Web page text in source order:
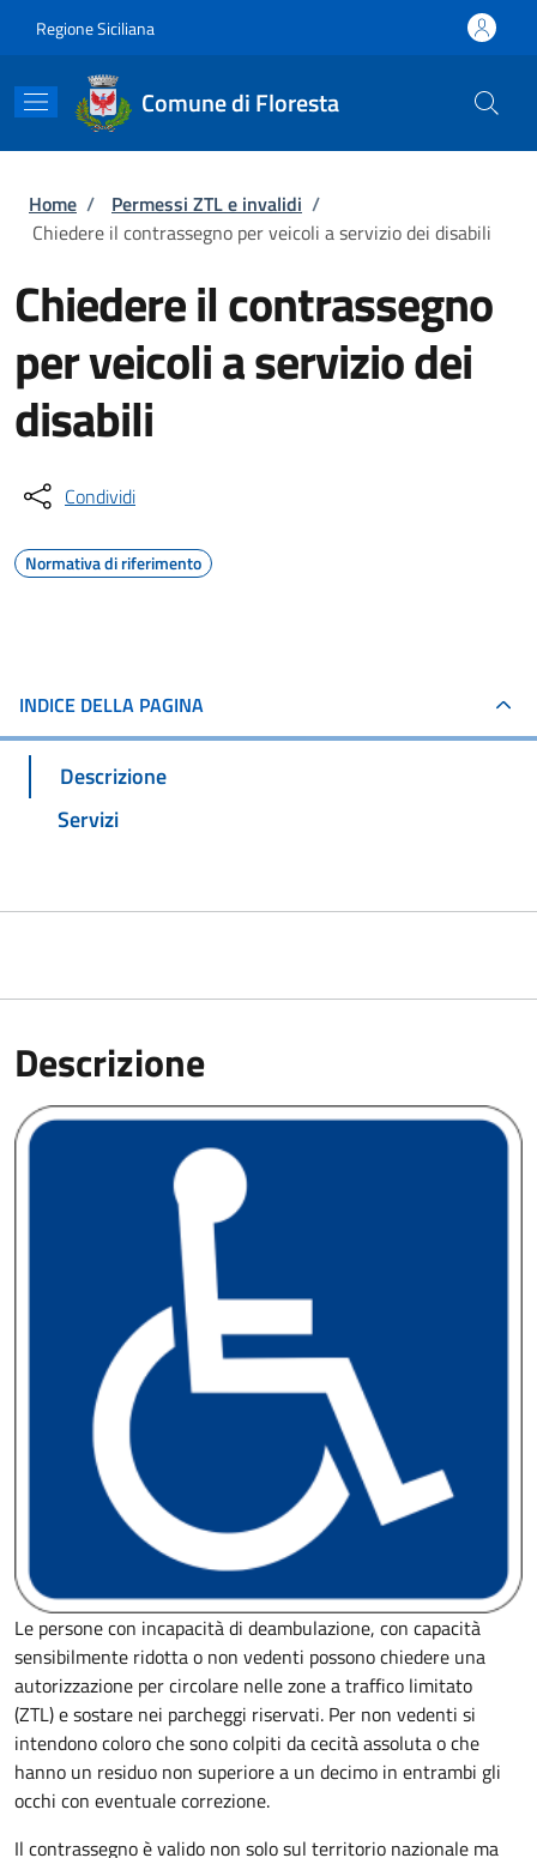
Regione Siciliana
Comune di Floresta
Briciole di pane
Home / Permessi ZTL e invalidi /
Chiedere il contrassegno per veicoli a servizio dei disabili
Chiedere il contrassegno
per veicoli a servizio dei
disabili
Condividi
Normativa di riferimento
INDICE DELLA PAGINA
Descrizione
Servizi
Descrizione
Le persone con incapacità di deambulazione, con capacità
sensibilmente ridotta o non vedenti possono chiedere una
autorizzazione per circolare nelle zone a traffico limitato
(ZTL) e sostare nei parcheggi riservati. Per non vedenti si
intendono coloro che sono colpiti da cecità assoluta o che
hanno un residuo non superiore a un decimo in entrambi gli
occhi con eventuale correzione.
Il contrassegno è valido non solo sul territorio nazionale ma